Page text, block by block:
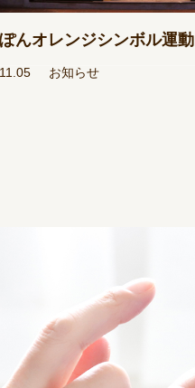
んオレンジシンボル運動
お知らせ